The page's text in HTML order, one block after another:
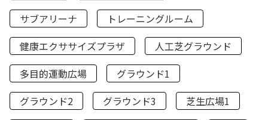
サブアリーナ
トレーニングルーム
健康エクササイズプラザ
人工芝グラウンド
多目的運動広場
グラウンド1
グラウンド2
グラウンド3
芝生広場1